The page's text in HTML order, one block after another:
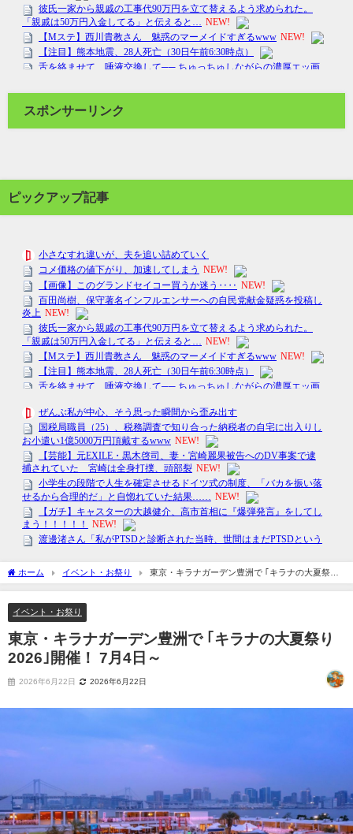
スポンサーリンク
ピックアップ記事
ホーム イベント・お祭り
東京・キラナガーデン豊洲で ｢キラナの大夏祭り
2026｣開催！ 7月4日～
イベント・お祭り
東京・キラナガーデン豊洲で ｢キラナの大夏祭り
2026｣開催！ 7月4日～
2026年6月22日 2026年6月22日